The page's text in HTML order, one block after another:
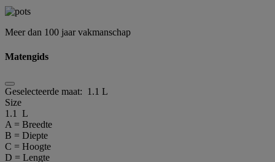
Meer dan 100 jaar vakmanschap
Matengids
Geselecteerde maat: 1.1 L
Size
1.1 L
A = Breedte
B = Diepte
C = Hoogte
D = Lengte